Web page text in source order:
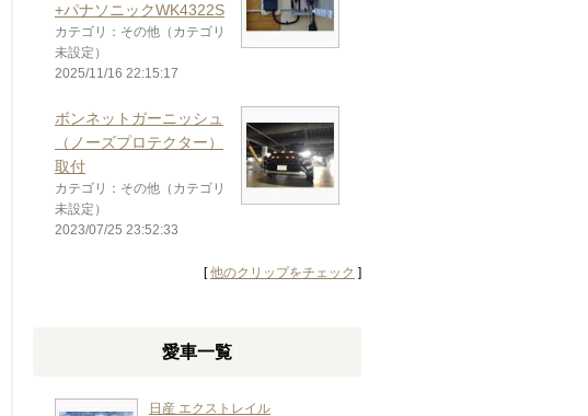
+パナソニックWK4322S
カテゴリ：その他（カテゴリ
未設定）
2025/11/16 22:15:17
ボンネットガーニッシュ
（ノーズプロテクター）
取付
カテゴリ：その他（カテゴリ
未設定）
2023/07/25 23:52:33
[他のクリップをチェック ]
愛車一覧
日産 エクストレイル